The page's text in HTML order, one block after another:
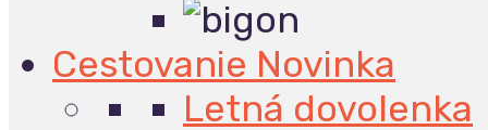
Cestovanie Novinka
Letná dovolenka